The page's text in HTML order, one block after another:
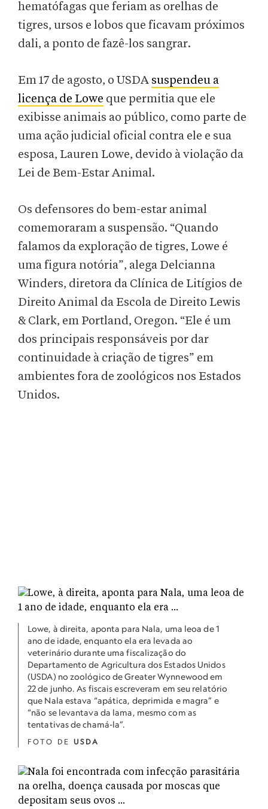
hematófagas que feriam as orelhas de
tigres, ursos e lobos que ficavam próximos
dali, a ponto de fazê-los sangrar.
Em 17 de agosto, o USDA suspendeu a
licença de Lowe que permitia que ele
exibisse animais ao público, como parte de
uma ação judicial oficial contra ele e sua
esposa, Lauren Lowe, devido à violação da
Lei de Bem-Estar Animal.
Os defensores do bem-estar animal
comemoraram a suspensão. “Quando
falamos da exploração de tigres, Lowe é
uma figura notória”, alega Delcianna
Winders, diretora da Clínica de Litígios de
Direito Animal da Escola de Direito Lewis
& Clark, em Portland, Oregon. “Ele é um
dos principais responsáveis por dar
continuidade à criação de tigres” em
ambientes fora de zoológicos nos Estados
Unidos.
Lowe, à direita, aponta para Nala, uma leoa de 1
ano de idade, enquanto ela era levada ao
veterinário durante uma fiscalização do
Departamento de Agricultura dos Estados Unidos
(USDA) no zoológico de Greater Wynnewood em
22 de junho. As fiscais escreveram em seu relatório
que Nala estava “apática, deprimida e magra” e
“não se levantava da lama, mesmo com as
tentativas de chamá-la”.
FOTO DE USDA